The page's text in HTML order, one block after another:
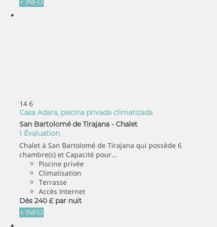
+ INFO
14 6
Casa Adara, piscina privada climatizada
San Bartolomé de Tirajana - Chalet
1 Évaluation
Chalet à San Bartolomé de Tirajana qui possède 6
chambre(s) et Capacité pour...
Piscine privée
Climatisation
Terrasse
Accès Internet
Dès 240 £ par nuit
+ INFO